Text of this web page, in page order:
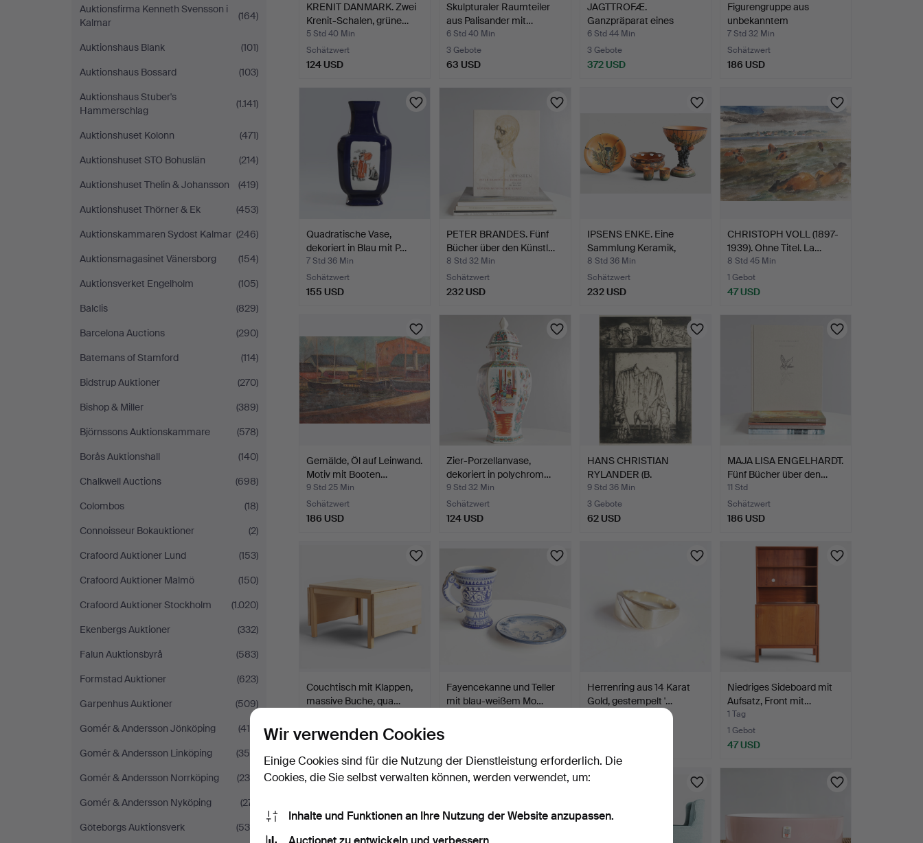
Auktionsfirma Kenneth Svensson i
Kalmar
(164)
Auktionshaus Blank
(101)
Auktionshaus Bossard
(103)
Auktionshaus Stuber's
Hammerschlag
(1.141)
Auktionshuset Kolonn
(471)
Auktionshuset STO Bohuslän
(214)
Auktionshuset Thelin & Johansson
(419)
Auktionshuset Thörner & Ek
(453)
Auktionskammaren Sydost Kalmar (246)
Auktionsmagasinet Vänersborg
(154)
Auktionsverket Engelholm
(105)
Balclis
(829)
Barcelona Auctions
(290)
Batemans of Stamford
(114)
Bidstrup Auktioner
(270)
Bishop & Miller
(389)
Björnssons Auktionskammare
(578)
Borås Auktionshall
(140)
Chalkwell Auctions
(698)
Colombos
(18)
Connoisseur Bokauktioner
(2)
Crafoord Auktioner Lund
(153)
Crafoord Auktioner Malmö
(150)
Crafoord Auktioner Stockholm
(1.020)
Ekenbergs Auktioner
(332)
Falun Auktionsbyrå
(583)
Formstad Auktioner
(623)
Garpenhus Auktioner
(509)
Gomér & Andersson Jönköping
(418)
Gomér & Andersson Linköping
(356)
Gomér & Andersson Norrköping
(236)
Gomér & Andersson Nyköping
(271)
Göteborgs Auktionsverk
(535)
KRENIT DANMARK. Zwei
Krenit-Schalen, grüne…
5 Std 40 Min
Schätzwert
124 USD
Skulpturaler Raumteiler
aus Palisander mit…
6 Std 40 Min
3 Gebote
63 USD
JAGTTROFÆ.
Ganzpräparat eines
Amerikanisch…
6 Std 44 Min
3 Gebote
372 USD
Figurengruppe aus
unbekanntem
Steinmateria…
7 Std 32 Min
Schätzwert
186 USD
Quadratische Vase,
dekoriert in Blau mit P…
7 Std 36 Min
Schätzwert
155 USD
PETER BRANDES. Fünf
Bücher über den Künstl…
8 Std 32 Min
Schätzwert
232 USD
IPSENS ENKE. Eine
Sammlung Keramik,
Aufsat…
8 Std 36 Min
Schätzwert
232 USD
CHRISTOPH VOLL (1897-
1939). Ohne Titel. La…
8 Std 45 Min
1 Gebot
47 USD
Gemälde, Öl auf Leinwand.
Motiv mit Booten…
9 Std 25 Min
Schätzwert
186 USD
Zier-Porzellanvase,
dekoriert in polychrom…
9 Std 32 Min
Schätzwert
124 USD
HANS CHRISTIAN
RYLANDER (B.
COPENHAGEN 193…
9 Std 36 Min
3 Gebote
62 USD
MAJA LISA ENGELHARDT.
Fünf Bücher über den…
11 Std
Schätzwert
186 USD
Couchtisch mit Klappen,
massive Buche, qua…
Schätzwert
Fayencekanne und Teller
mit blau-weißem Mo…
Herrenring aus 14 Karat
Gold, gestempelt '…
Niedriges Sideboard mit
Aufsatz, Front mit…
1 Tag
1 Gebot
47 USD
Wir verwenden Cookies
Einige Cookies sind für die Nutzung der Dienstleistung erforderlich. Die
Cookies, die Sie selbst verwalten können, werden verwendet, um:
Inhalte und Funktionen an Ihre Nutzung der Website anzupassen.